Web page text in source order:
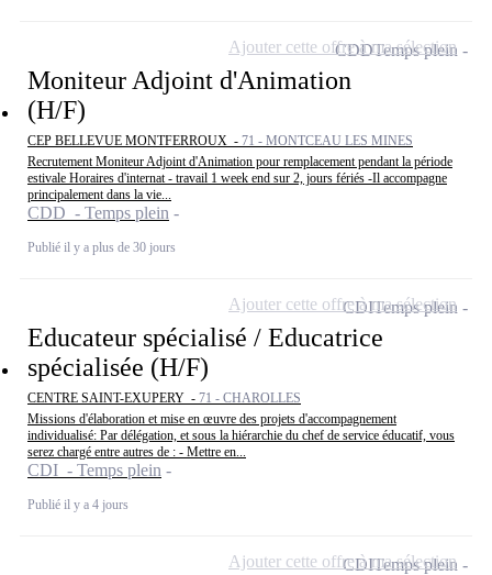
Moniteur Adjoint d'Animation
(H/F)
CEP BELLEVUE MONTFERROUX - 71 - MONTCEAU LES MINES
Recrutement Moniteur Adjoint d'Animation pour remplacement pendant la période
estivale Horaires d'internat - travail 1 week end sur 2, jours fériés -Il accompagne
principalement dans la vie...
CDD - Temps plein
Publié il y a plus de 30 jours
CDDTemps plein
Ajouter cette offre à ma sélection
Educateur spécialisé / Educatrice
spécialisée (H/F)
CENTRE SAINT-EXUPERY - 71 - CHAROLLES
Missions d'élaboration et mise en œuvre des projets d'accompagnement
individualisé: Par délégation, et sous la hiérarchie du chef de service éducatif, vous
serez chargé entre autres de : - Mettre en...
CDI - Temps plein
Publié il y a 4 jours
CDITemps plein
Ajouter cette offre à ma sélection
CDITemps plein
Ajouter cette offre à ma sélection